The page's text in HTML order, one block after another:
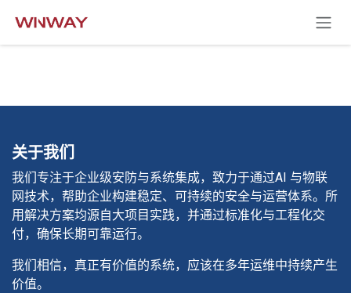
关于我们
我们专注于企业级安防与系统集成，致力于通过AI 与物联
网技术，帮助企业构建稳定、可持续的安全与运营体系。所
用解决方案均源自大项目实践，并通过标准化与工程化交
付，确保长期可靠运行。
我们相信，真正有价值的系统，应该在多年运维中持续产生
价值。